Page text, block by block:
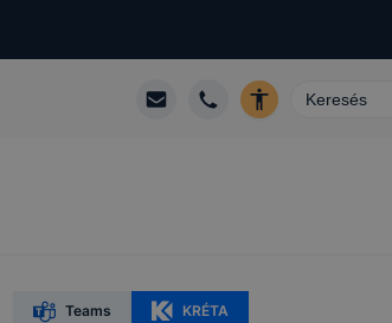
Teams KRÉTA